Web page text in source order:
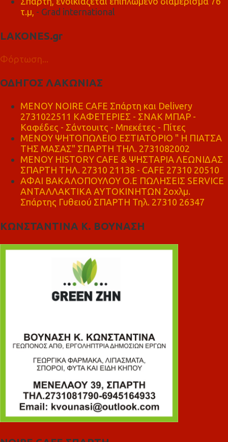
τ.μ, - Grad international
LAKONES.gr
Φόρτωση...
ΟΔΗΓΟΣ ΛΑΚΩΝΙΑΣ
MENOY NOIRE CAFE Σπάρτη και Delivery
2731022511 ΚΑΦΕΤΕΡΙΕΣ - ΣΝΑΚ ΜΠΑΡ -
Καφέδες - Σάντουιτς - Μπεκέτες - Πίτες
ΜΕΝΟΥ ΨΗΤΟΠΩΛΕΙΟ ΕΣΤΙΑΤΟΡΙΟ " Η ΠΙΑΤΣΑ
ΤΗΣ ΜΑΣΑΣ" ΣΠΑΡΤΗ ΤΗΛ. 2731082002
ΜΕΝΟΥ HISTORY CAFE & ΨΗΣΤΑΡΙΑ ΛΕΩΝΙΔΑΣ
ΣΠΑΡΤΗ ΤΗΛ. 27310 21138 - CAFE 27310 20510
ΑΦΑΙ ΒΑΚΑΛΟΠΟΥΛΟΥ Ο.Ε ΠΩΛΗΣΕΙΣ SERVICE
ΑΝΤΑΛΛΑΚΤΙΚΑ ΑΥΤΟΚΙΝΗΤΩΝ 2οχλμ.
Σπάρτης Γυθειού ΣΠΑΡΤΗ Τηλ. 27310 26347
ΚΩΝΣΤΑΝΤΙΝΑ Κ. ΒΟΥΝΑΣΗ